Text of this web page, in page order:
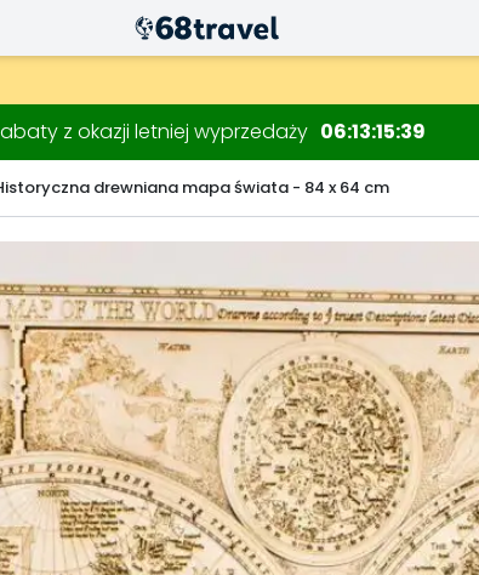
z okazji letniej wyprzedaży 06 13 15 37
drewniana mapa świata - 84 x 64 cm